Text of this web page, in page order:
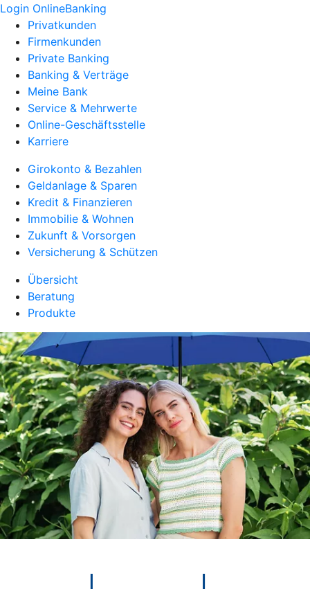
Login OnlineBanking
Privatkunden
Firmenkunden
Private Banking
Banking & Verträge
Meine Bank
Service & Mehrwerte
Online-Geschäftsstelle
Karriere
Girokonto & Bezahlen
Geldanlage & Sparen
Kredit & Finanzieren
Immobilie & Wohnen
Zukunft & Vorsorgen
Versicherung & Schützen
Übersicht
Beratung
Produkte